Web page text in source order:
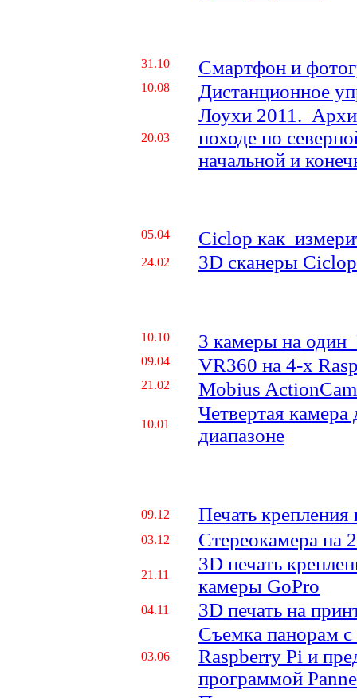
31.10 Смартфон и
10.08 Дистанционное
20.03
Лоухи 2011.
походе по
начальной и
05.04 Ciclop как
24.02 3D сканеры
10.10 3 камеры на один
09.04 VR360 на 4-х
21.02 Mobius ActionCam
10.01
Четвертая
диапазоне
09.12 Печать
03.12 Стереокамера на
21.11
3D печать
камеры GoPro
04.11 3D печать на
03.06
Съемка панорам с
Raspberry Pi и
программой